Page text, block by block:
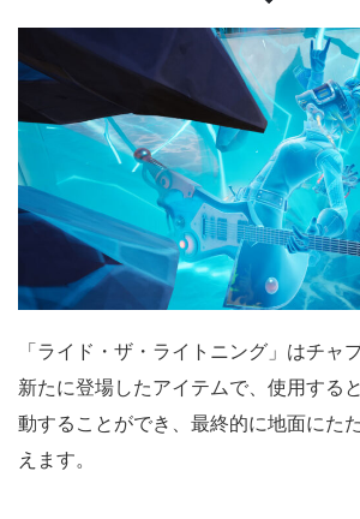
「ライド・ザ・ライトニング」はチャ
新たに登場したアイテムで、使用する
動することができ、最終的に地面にた
えます。